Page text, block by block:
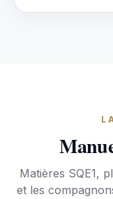
Matières SQE1,
et les